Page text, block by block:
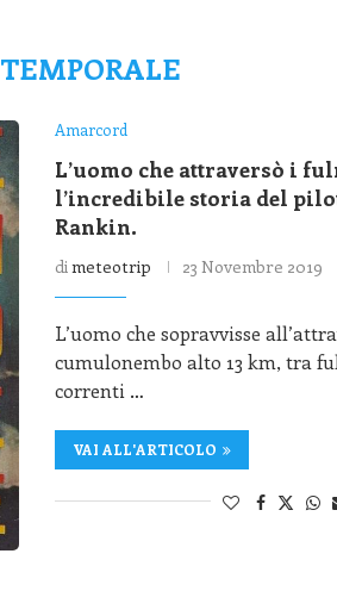
TEMPORALE
Amarcord
L’uomo che attraversò i
l’incredibile storia del
Rankin.
dimeteotrip 23 Novembre 2019
L’uomo che sopravvisse
cumulonembo alto 13 km, tra
correnti …
VAI ALL'ARTICOLO